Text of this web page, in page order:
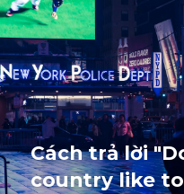
HỌC THỬ
Cách trả lời
country like